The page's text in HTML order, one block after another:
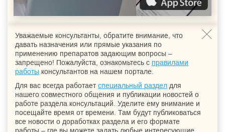
Уважаемые консультанты, обратите внимание, что
давать назначения или прямые указания по
применению препаратов задающим вопросы –
запрещено! Пожалуйста, ознакомьтесь с правилами
работы консультантов на нашем портале.
Для вас всегда работаетспециальный раздел для
нашего совместного общения и публикации новостей о
работе раздела консультаций. Уделите ему внимание и
посещайте время от времени. Там будут публиковаться
все новости о доработках раздела и его формате